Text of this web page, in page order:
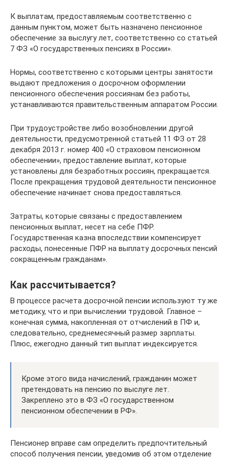
К выплатам, предоставляемым соответственно с
данным пунктом, может быть назначено пенсионное
обеспечение за выслугу лет, соответственно со статьей
7 ФЗ «О государственных пенсиях в России».
Нормы, соответственно с которыми центры занятости
выдают предложения о досрочном оформлении
пенсионного обеспечения россиянам без работы,
устанавливаются правительственным аппаратом России.
При трудоустройстве либо возобновлении другой
деятельности, предусмотренной статьей 11 ФЗ от 28
декабря 2013 г. номер 400 «О страховом пенсионном
обеспечении», предоставление выплат, которые
установлены для безработных россиян, прекращается.
После прекращения трудовой деятельности пенсионное
обеспечение начинает снова предоставляться.
Затраты, которые связаны с предоставлением
пенсионных выплат, несет на себе ПФР.
Государственная казна впоследствии компенсирует
расходы, понесенные ПФР на выплату досрочных пенсий
сокращенным гражданам».
Как рассчитывается?
В процессе расчета досрочной пенсии используют ту же
методику, что и при вычислении трудовой. Главное –
конечная сумма, накопленная от отчислений в ПФ и,
следовательно, среднемесячный размер зарплаты.
Плюс, ежегодно данный тип выплат индексируется.
Кроме этого вида начислений, гражданин может
претендовать на пенсию по выслуге лет.
Закреплено это в ФЗ «О государственном
пенсионном обеспечении в РФ».
Пенсионер вправе сам определить предпочтительный
способ получения пенсии, уведомив об этом отделение